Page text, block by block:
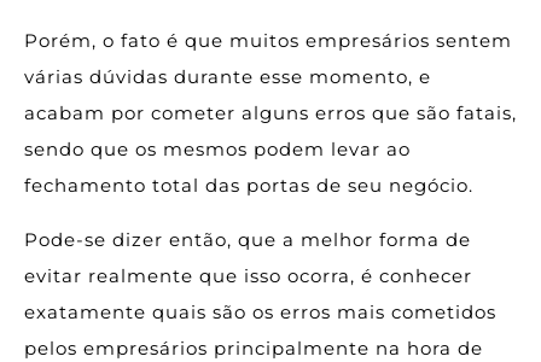
Porém, o fato é que muitos empresários sentem
várias dúvidas durante esse momento, e
acabam por cometer alguns erros que são fatais,
sendo que os mesmos podem levar ao
fechamento total das portas de seu negócio.
Pode-se dizer então, que a melhor forma de
evitar realmente que isso ocorra, é conhecer
exatamente quais são os erros mais cometidos
pelos empresários principalmente na hora de